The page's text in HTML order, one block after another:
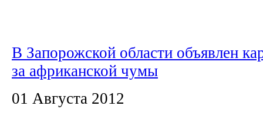
В Запорожской области объявлен
за африканской чумы
01 Августа 2012